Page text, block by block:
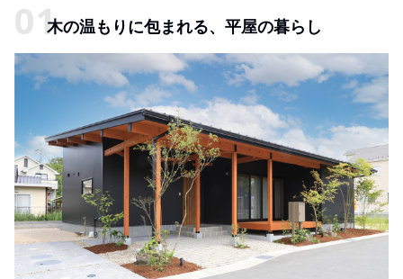
木の温もりに包まれる、平屋の暮らし